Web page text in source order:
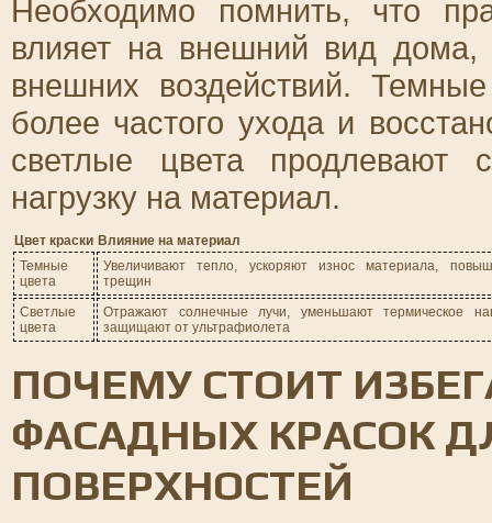
Необходимо помнить, что
влияет на внешний вид дома,
внешних воздействий.
более частого ухода и
светлые цвета
нагрузку на материал.
Цвет краски Влияние на материал
Темные
цвета
Увеличивают тепло, ускоряют износ материала,
трещин
Светлые
цвета
Отражают солнечные лучи, уменьшают термическое
защищают от ультрафиолета
ПОЧЕМУ СТОИТ
ФАСАДНЫХ КРАСОК
ПОВЕРХНОСТЕЙ